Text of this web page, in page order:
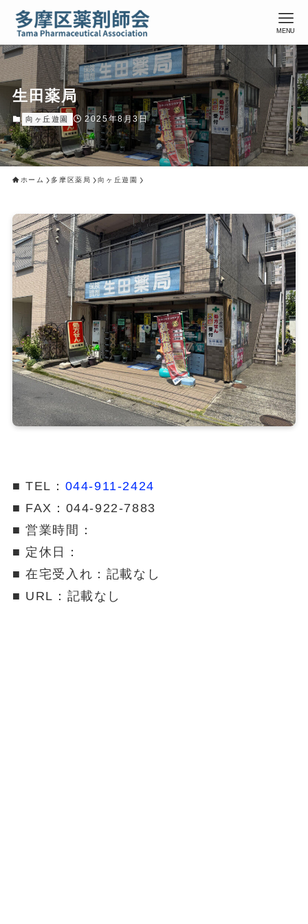
MENU
生田薬局
向ヶ丘遊園 2025年8月3日
ホーム 多摩区薬局 向ヶ丘遊園
■ TEL： 044-911-2424
■ FAX：044-922-7883
■ 営業時間：
■ 定休日：
■ 在宅受入れ：記載なし
■ URL：記載なし